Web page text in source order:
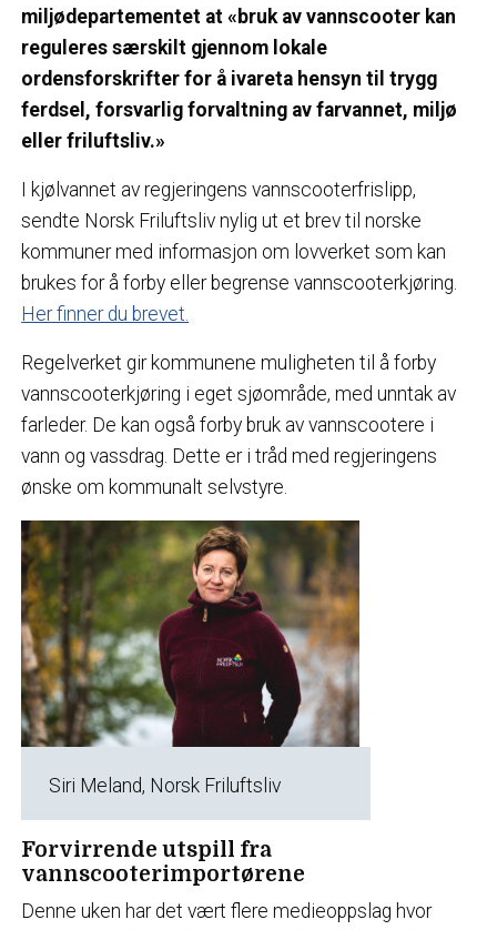
miljødepartementet at «bruk av vannscooter kan
reguleres særskilt gjennom lokale
ordensforskrifter for å ivareta hensyn til trygg
ferdsel, forsvarlig forvaltning av farvannet, miljø
eller friluftsliv.»
I kjølvannet av regjeringens vannscooterfrislipp,
sendte Norsk Friluftsliv nylig ut et brev til norske
kommuner med informasjon om lovverket som kan
brukes for å forby eller begrense vannscooterkjøring.
Her finner du brevet.
Regelverket gir kommunene muligheten til å forby
vannscooterkjøring i eget sjøområde, med unntak av
farleder. De kan også forby bruk av vannscootere i
vann og vassdrag. Dette er i tråd med regjeringens
ønske om kommunalt selvstyre.
Siri Meland, Norsk Friluftsliv
Forvirrende utspill fra
vannscooterimportørene
Denne uken har det vært flere medieoppslag hvor